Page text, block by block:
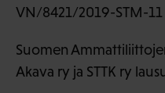
VN/8421/2019-STM-11
Suomen
Akava ry ja STTK ry